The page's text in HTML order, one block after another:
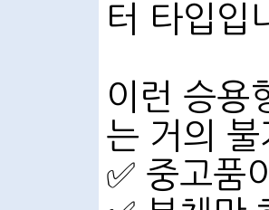
터 타입입
이런 승용
는 거의
✅ 중고품